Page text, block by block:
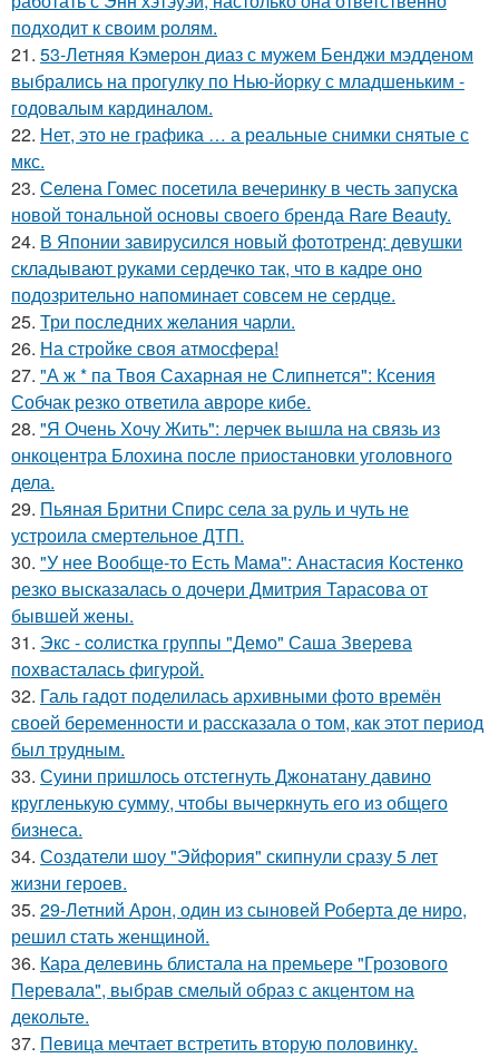
подходит к своим ролям.
21. 53-Летняя Кэмерон диаз с мужем Бенджи мэдденом
выбрались на прогулку по Нью-йорку с младшеньким -
годовалым кардиналом.
22. Нет, это не графика … а реальные снимки снятые с
мкс.
23. Селена Гомес посетила вечеринку в честь запуска
новой тональной основы своего бренда Rare Beauty.
24. В Японии завирусился новый фототренд: девушки
складывают руками сердечко так, что в кадре оно
подозрительно напоминает совсем не сердце.
25. Три последних желания чарли.
26. На стройке своя атмосфера!
27. "А ж * па Твоя Сахарная не Слипнется": Ксения
Собчак резко ответила авроре кибе.
28. "Я Очень Хочу Жить": лерчек вышла на связь из
онкоцентра Блохина после приостановки уголовного
дела.
29. Пьяная Бритни Спирс села за руль и чуть не
устроила смертельное ДТП.
30. "У нее Вообще-то Есть Мама": Анастасия Костенко
резко высказалась о дочери Дмитрия Тарасова от
бывшей жены.
31. Экс - coлистка группы "Демо" Саша Зверева
пoхвасталась фигуpoй.
32. Галь гадот поделилась архивными фото времён
своей беременности и рассказала о том, как этот период
был трудным.
33. Суини пришлось отстегнуть Джонатану давино
кругленькую сумму, чтобы вычеркнуть его из общего
бизнеса.
34. Создатели шоу "Эйфория" скипнули сразу 5 лет
жизни героев.
35. 29-Летний Арон, один из сыновей Роберта де ниро,
решил стать женщиной.
36. Кара делевинь блистала на премьере "Грозового
Перевала", выбрав смелый образ с акцентом на
декольте.
37. Певица мечтает встретить вторую половинку.